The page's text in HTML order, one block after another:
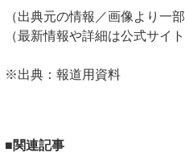
（出典元の情報／画像より一部
（最新情報や詳細は公式サイ
※出典：報道用資料
■関連記事